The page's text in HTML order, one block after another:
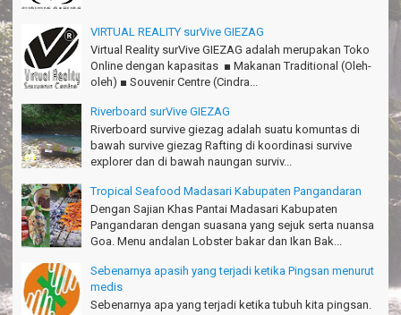
Rian - Surabaya
Thanks!Green canyon Amazing
William - Singapore
TRIms Team surVive atas panduan wisata Kabupaten
Pangandaran
Jacky - Depok
Risna - Garut
TRIms surVive GIEZAG telah menemani kami ke Gn.Semeru.
Salam lestari!
Thanks!
Michael - Sydney
Online dengan kapasitas ■ Makanan Traditional (Oleh-
oleh) ■ Souvenir Centre (Cindra...
Riverboard surVive GIEZAG
bawah survive giezag Rafting di koordinasi survive
explorer dan di bawah naungan surviv...
Tropical Seafood Madasari Kabupaten Pangandaran
Pangandaran dengan suasana yang sejuk serta nuansa
Goa. Menu andalan Lobster bakar dan Ikan Bak...
Sebenarnya apasih yang terjadi ketika Pingsan menurut
Sebenarnya apa yang terjadi ketika tubuh kita pingsan.
Menurut Medis beginilah cara kerja Pingsan. Bayangkan
kamu lagi berdiri di tengah upa...